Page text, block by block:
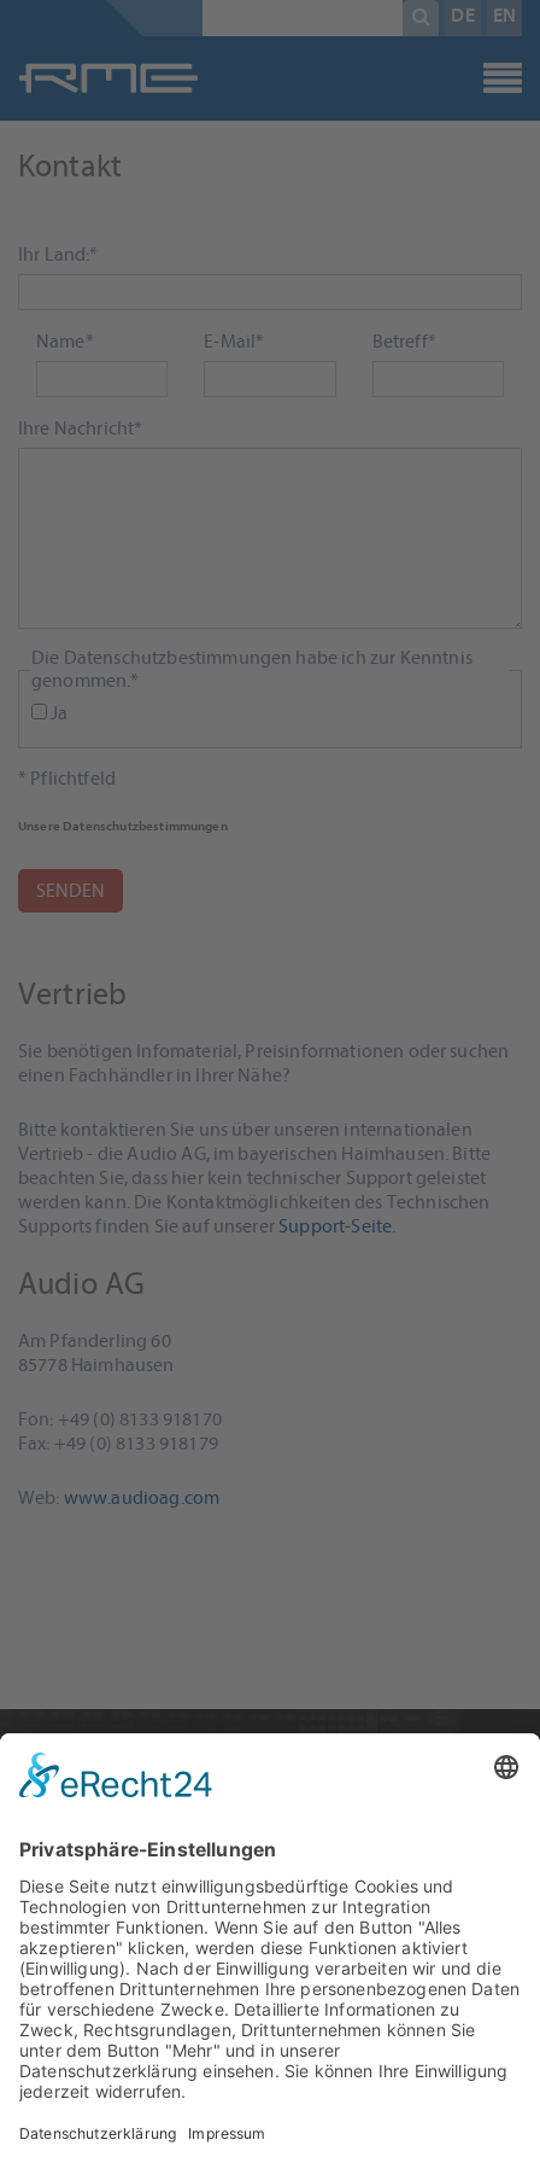
DE EN
Kontakt
Pflichtfeld
Ihr Land:*
Pflichtfeld
Name* Pflichtfeld
E-Mail* Pflichtfeld
Betreff*
Pflichtfeld
Ihre Nachricht*
Pflichtfeld
Die Datenschutzbestimmungen habe ich zur Kenntnis
genommen.*
Ja
* Pflichtfeld
Unsere Datenschutzbestimmungen
SENDEN
Vertrieb
Sie benötigen Infomaterial, Preisinformationen oder suchen
einen Fachhändler in Ihrer Nähe?
Bitte kontaktieren Sie uns über unseren internationalen
Vertrieb - die Audio AG, im bayerischen Haimhausen. Bitte
beachten Sie, dass hier kein technischer Support geleistet
werden kann. Die Kontaktmöglichkeiten des Technischen
Supports finden Sie auf unserer Support-Seite
Audio AG
Am Pfanderling 60
85778 Haimhausen
Fon: +49 (0) 8133 918170
Fax: +49 (0) 8133 918179
Web: www.audioag.com
STARTSEITE
News
Artists
Unternehmen
Produktvergleich
PRODUKTE
PCI / PCI Express
Interfaces
Wandler
MADI
Mic Preamps
RME Zubehör
Software
Distributoren
RME Forum
Knowledge Base
Media Material
Ehemalige